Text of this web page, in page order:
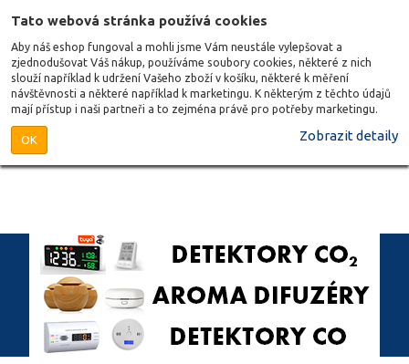
Tato webová stránka používá cookies
Aby náš eshop fungoval a mohli jsme Vám neustále vylepšovat a
zjednodušovat Váš nákup, používáme soubory cookies, některé z nich
slouží například k udržení Vašeho zboží v košíku, některé k měření
návštěvnosti a některé například k marketingu. K některým z těchto údajů
mají přístup i naši partneři a to zejména právě pro potřeby marketingu.
OK Zobrazit detaily